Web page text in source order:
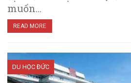
muốn…
READ MORE
DU HỌC ĐỨC